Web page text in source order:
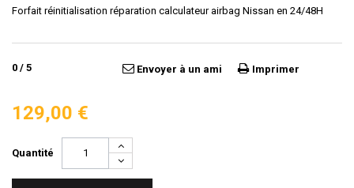
Forfait réinitialisation réparation calculateur airbag Nissan en 24/48H
0 / 5 Envoyer à un ami Imprimer
129,00 €
Quantité